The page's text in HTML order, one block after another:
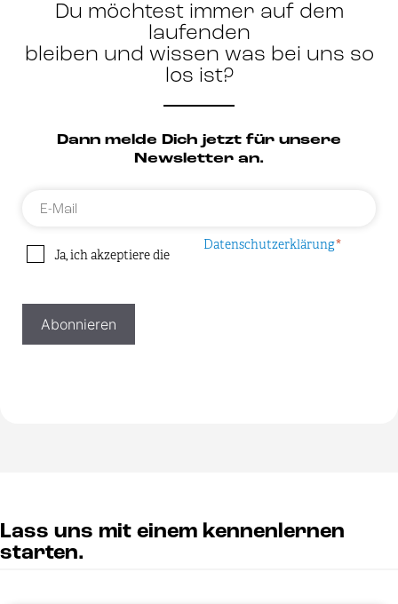
Du möchtest immer auf dem
laufenden
bleiben und wissen was bei uns so
los ist?
Dann melde Dich jetzt für unsere
Newsletter an.
*Datenschutzerklärung
Ja, ich akzeptiere die
Datenschutzerklärung*
Abonnieren
Lass uns mit einem kennenlernen
starten.